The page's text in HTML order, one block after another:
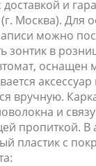
доставкой и
Москва). Для
можно
зонтик в
оснащен
вручную.
и
пропиткой. В
пластик с